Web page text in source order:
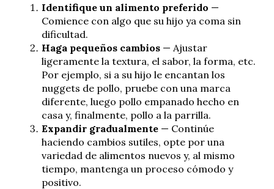
Identifique un alimento preferido —
Comience con algo que su hijo ya coma sin
dificultad.
Haga pequeños cambios — Ajustar
ligeramente la textura, el sabor, la forma, etc.
Por ejemplo, si a su hijo le encantan los
nuggets de pollo, pruebe con una marca
diferente, luego pollo empanado hecho en
casa y, finalmente, pollo a la parrilla.
Expandir gradualmente — Continúe
haciendo cambios sutiles, opte por una
variedad de alimentos nuevos y, al mismo
tiempo, mantenga un proceso cómodo y
positivo.